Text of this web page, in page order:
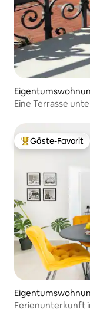
Eine Terrasse
Beliebter Gäste-
Gäste-Favorit
Ferienunterkunft